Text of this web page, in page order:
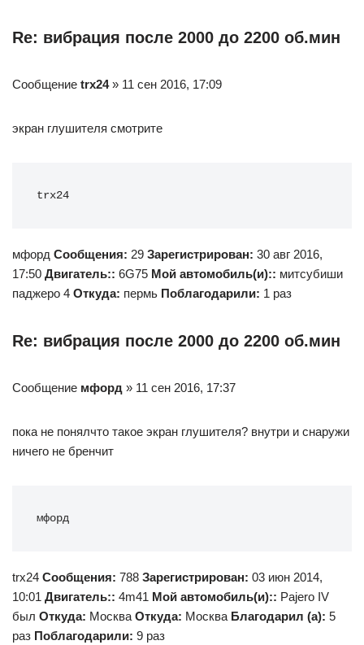
Re: вибрация после 2000 до 2200 об.мин
Сообщение trx24» 11 сен 2016, 17:09
экран глушителя смотрите
trx24
мфорд Сообщения: 29 Зарегистрирован: 30 авг 2016,
17:50 Двигатель:: 6G75 Мой автомобиль(и):: митсубиши
паджеро 4 Откуда: пермь Поблагодарили: 1 раз
Re: вибрация после 2000 до 2200 об.мин
Сообщение мфорд » 11 сен 2016, 17:37
пока не понялчто такое экран глушителя? внутри и снаружи
ничего не бренчит
мфорд
trx24 Сообщения: 788 Зарегистрирован: 03 июн 2014,
10:01 Двигатель:: 4m41 Мой автомобиль(и):: Pajero IV
был Откуда: Москва Откуда: Москва Благодарил (а): 5
раз Поблагодарили: 9 раз